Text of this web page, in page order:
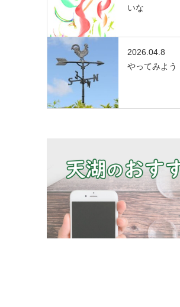
いな
2026.04.8
やってみよう